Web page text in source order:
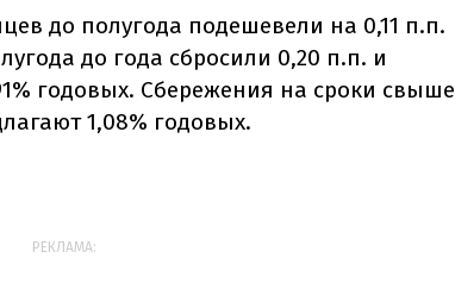
до полугода подешевели на 0,11 п.п.
до года сбросили 0,20 п.п. и
годовых. Сбережения на сроки свыше
1,08% годовых.
РЕКЛАМА: